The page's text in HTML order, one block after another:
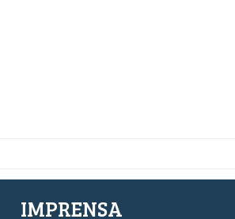
IMPRENSA